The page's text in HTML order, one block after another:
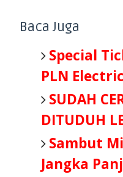
Baca Juga
Special
PLN
SUDAH
DITUDUH
Sambut
Jangka